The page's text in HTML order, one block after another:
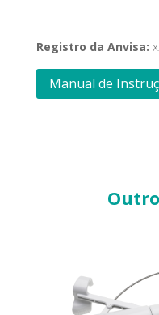
Registro da Anvisa:
Manual de